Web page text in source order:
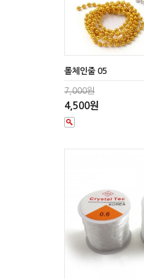
롤체인줄 05
7,000원
4,500원